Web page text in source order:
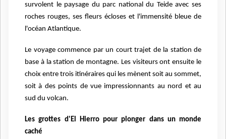
survolent le paysage du parc national du Teide avec ses
roches rouges, ses fleurs écloses et l'immensité bleue de
l'océan Atlantique.
Le voyage commence par un court trajet de la station de
base à la station de montagne. Les visiteurs ont ensuite le
choix entre trois itinéraires qui les mènent soit au sommet,
soit à des points de vue impressionnants au nord et au
sud du volcan.
Les grottes d'El Hierro pour plonger dans un monde
caché